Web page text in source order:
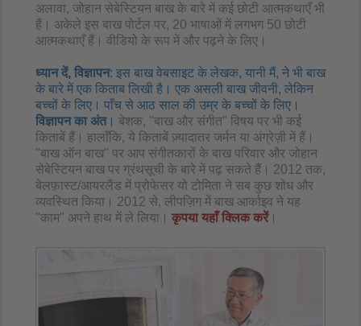
अलावा, जोहान सेबेस्टियन बाख के बारे में कई छोटी आत्मकथाएँ भी
हैं। अकेले इस बाख पोर्टल पर, 20 भाषाओं में लगभग 50 छोटी
आत्मकथाएँ हैं। वीडियो के रूप में और पढ़ने के लिए।
ध्यान दें, विज्ञापन: इस बाख वेबसाइट के लेखक, यानी मैं, ने भी बाख
के बारे में एक किताब लिखी है। एक असली बाख जीवनी, लेकिन
बच्चों के लिए। पाँच से आठ साल की उम्र के बच्चों के लिए।
विज्ञापन का अंत। बेशक, "बाख और संगीत" विषय पर भी कई
किताबें हैं। हालाँकि, ये किताबें ज़्यादातर जर्मन या अंग्रेज़ी में हैं।
"बाख ऑन बाख" पर आप संगीतकारों के बाख परिवार और जोहान
सेबेस्टियन बाख पर ग्रंथसूची के बारे में पढ़ सकते हैं। 2012 तक,
बेलफ़ास्ट/आयरलैंड में प्रोफेसर यो टोमिता ने सब कुछ शोध और
व्यवस्थित किया। 2012 से, लीपज़िग में बाख आर्काइव ने यह
"काम" अपने हाथ में ले लिया। कृपया यहाँ क्लिक करें।